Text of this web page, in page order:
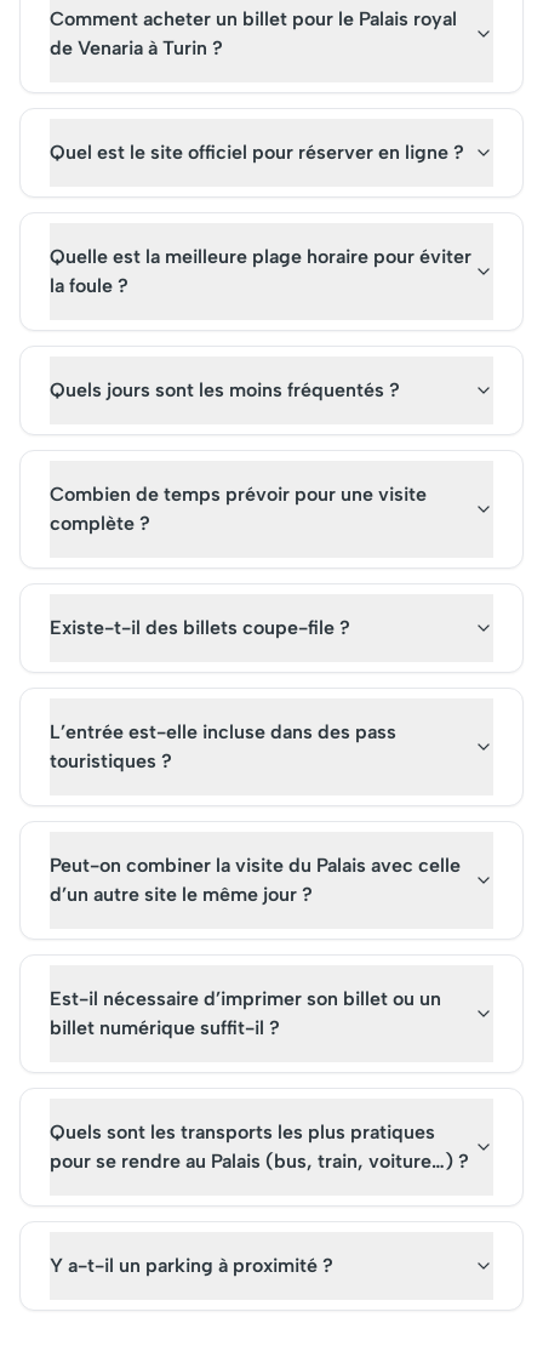
visite permet d'explorer des
artefacts fascinants et de
manière inoubliable.
une attraction prisée,
pour une visite de
l'univers prestigieux
Comment acheter un billet pour le Palais royal
de Venaria à Turin ?
Quel est le site officiel pour réserver en ligne ?
Quelle est la meilleure plage horaire pour éviter
la foule ?
Quels jours sont les moins fréquentés ?
Combien de temps prévoir pour une visite
complète ?
Existe-t-il des billets coupe-file ?
L’entrée est-elle incluse dans des pass
touristiques ?
Peut-on combiner la visite du Palais avec celle
d’un autre site le même jour ?
Est-il nécessaire d’imprimer son billet ou un
billet numérique suffit-il ?
Quels sont les transports les plus pratiques
pour se rendre au Palais (bus, train, voiture…) ?
Y a-t-il un parking à proximité ?